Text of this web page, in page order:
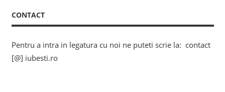
CONTACT
Pentru a intra in legatura cu noi ne puteti scrie la: contact
[@] iubesti.ro